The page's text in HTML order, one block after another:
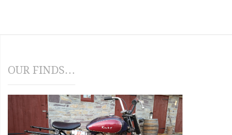
OUR FINDS…
1970 Aermacchi Sprint 3500SS - Recently